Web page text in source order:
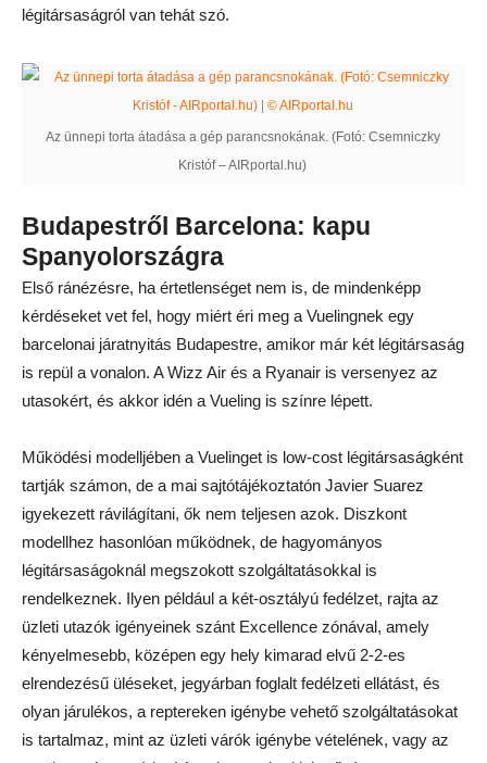
légitársaságról van tehát szó.
Az ünnepi torta átadása a gép parancsnokának. (Fotó: Csemniczky
Kristóf – AIRportal.hu)
Budapestről Barcelona: kapu
Spanyolországra
Első ránézésre, ha értetlenséget nem is, de mindenképp
kérdéseket vet fel, hogy miért éri meg a Vuelingnek egy
barcelonai járatnyitás Budapestre, amikor már két légitársaság
is repül a vonalon. A Wizz Air és a Ryanair is versenyez az
utasokért, és akkor idén a Vueling is színre lépett.
Működési modelljében a Vuelinget is low-cost légitársaságként
tartják számon, de a mai sajtótájékoztatón Javier Suarez
igyekezett rávilágítani, ők nem teljesen azok. Diszkont
modellhez hasonlóan működnek, de hagyományos
légitársaságoknál megszokott szolgáltatásokkal is
rendelkeznek. Ilyen például a két-osztályú fedélzet, rajta az
üzleti utazók igényeinek szánt Excellence zónával, amely
kényelmesebb, középen egy hely kimarad elvű 2-2-es
elrendezésű üléseket, jegyárban foglalt fedélzeti ellátást, és
olyan járulékos, a reptereken igénybe vehető szolgáltatásokat
is tartalmaz, mint az üzleti várók igénybe vételének, vagy az